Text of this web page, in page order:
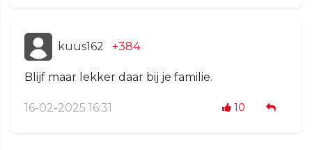
kuus162 +384
Blijf maar lekker daar bij je familie.
16-02-2025 16:31 10